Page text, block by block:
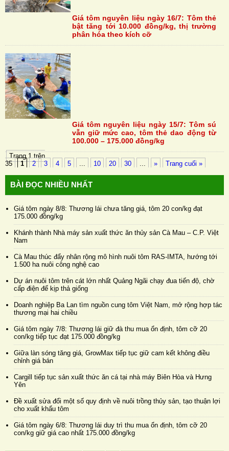
Giá tôm nguyên liệu ngày 16/7: Tôm thẻ
bật tăng tới 10.000 đồng/kg, thị trường
phân hóa theo kích cỡ
Giá tôm nguyên liệu ngày 15/7: Tôm sú
vẫn giữ mức cao, tôm thẻ dao động từ
100.000 – 175.000 đồng/kg
Trang 1 trên
35
1 2 3 4 5 ... 10 20 30 ... » Trang cuối »
BÀI ĐỌC NHIỀU NHẤT
Giá tôm ngày 8/8: Thương lái chưa tăng giá, tôm 20 con/kg đạt
175.000 đồng/kg
Khánh thành Nhà máy sản xuất thức ăn thủy sản Cà Mau – C.P. Việt
Nam
Cà Mau thúc đẩy nhân rộng mô hình nuôi tôm RAS-IMTA, hướng tới
1.500 ha nuôi công nghệ cao
Dự án nuôi tôm trên cát lớn nhất Quảng Ngãi chạy đua tiến độ, chờ
cấp điện để kịp thả giống
Doanh nghiệp Ba Lan tìm nguồn cung tôm Việt Nam, mở rộng hợp tác
thương mại hai chiều
Giá tôm ngày 7/8: Thương lái giữ đà thu mua ổn định, tôm cỡ 20
con/kg tiếp tục đạt 175.000 đồng/kg
Giữa làn sóng tăng giá, GrowMax tiếp tục giữ cam kết không điều
chỉnh giá bán
Cargill tiếp tục sản xuất thức ăn cá tại nhà máy Biên Hòa và Hưng
Yên
Đề xuất sửa đổi một số quy định về nuôi trồng thủy sản, tạo thuận lợi
cho xuất khẩu tôm
Giá tôm ngày 6/8: Thương lái duy trì thu mua ổn định, tôm cỡ 20
con/kg giữ giá cao nhất 175.000 đồng/kg